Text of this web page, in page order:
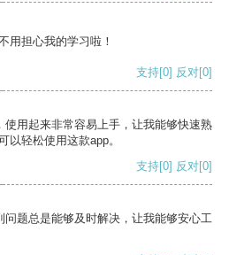
用担心我的学习啦！
支持[0] 反对[0]
用起来非常容易上手，让我能够快速熟
以轻松使用这款app。
支持[0] 反对[0]
题总是能够及时解决，让我能够安心工